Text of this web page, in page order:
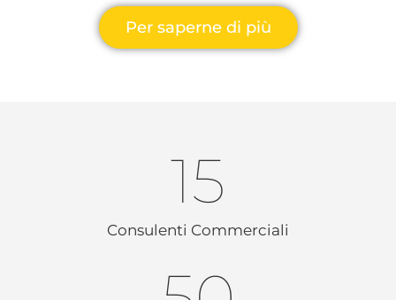
Per saperne di più
Consulenti Commerciali
15